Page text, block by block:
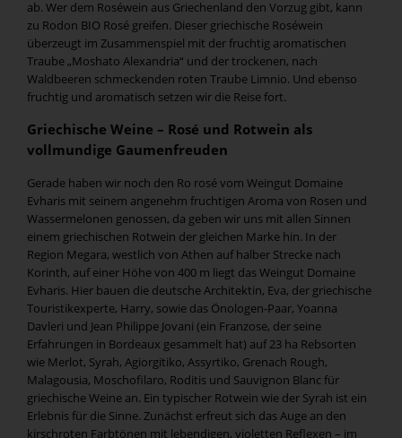
ab. Wer dem Roséwein aus Griechenland den Vorzug gibt, kann
zu Rodon BIO Rosé greifen. Dieser griechische Roséwein
überzeugt im Zusammenspiel mit der fruchtig aromatischen
Traube „Moshato Alexandria“ und der trockenen, nach
Waldbeeren schmeckenden roten Traube Limnio. Und ebenso
fruchtig und aromatisch setzen wir die Reise fort.
Griechische Weine – Rosé und Rotwein als
vollmundige Gaumenfreuden
Gerade haben wir noch den Ro rosé vom Weingut Domaine
Evharis mit seinem angenehm fruchtigen Aroma von Rosen und
Wassermelonen genossen, da geben wir uns mit allen Sinnen
einem griechischen Rotwein der gleichen Marke hin. In der
Region Megara, westlich von Athen auf halber Strecke nach
Korinth, auf einer Höhe von 400 m liegt das Weingut Domaine
Evharis. Hier bauen die deutsche Architektin, Eva, der griechische
Touristikexperte, Harry, sowie das Önologen-Paar, Yoanna
Davleri und Jean Philippe Jovani (ein Franzose, der seine
Erfahrungen in Bordeaux gesammelt hat) auf 23 ha Rebsorten
wie Merlot, Syrah, Agiorgitiko, Assyrtiko, Grenach Rough,
Malagousia, Moschofilaro, Roditis und Sauvignon Blanc für
griechische Weine an. Ein typischer Rotwein wie der Syrah ist ein
Erlebnis für die Sinne. Zunächst erfreut sich das Auge an den
kirschroten Farbtönen mit lebendigen, violetten Reflexen – im